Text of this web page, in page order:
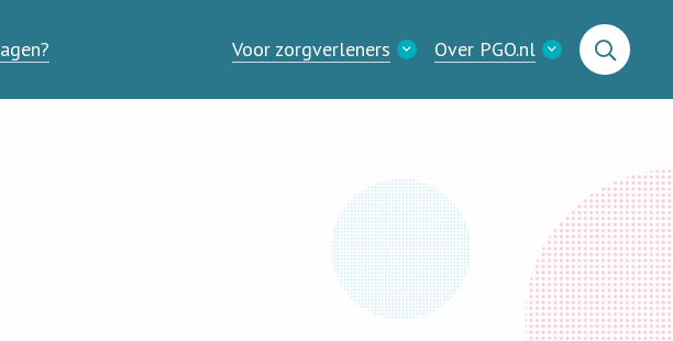
Voor zorgverleners Over PGO.nl
Zoeken